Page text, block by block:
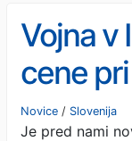
Vojna v
cene
Novice / Slovenija
Je pred nami